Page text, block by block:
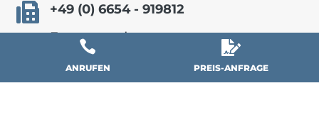

+49 (0) 6654 - 919812
Fax versenden

ANRUFEN

PREIS-ANFRAGE